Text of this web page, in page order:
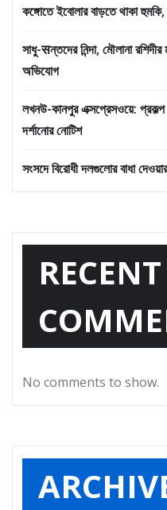
কঙ্গোতে ইবোলার বাড়তে থাকা
সাধু-सন্তদের নিন্দা, মৌলানা
অভিযোগ
লখনউ-কানপুর এক্সপ্রেসওয়ে: প্রকল্প
দর্শানোর নোটিশ
সংসদে বিরোধী দলগুলোর বাধা
RECENT
No comments to show.